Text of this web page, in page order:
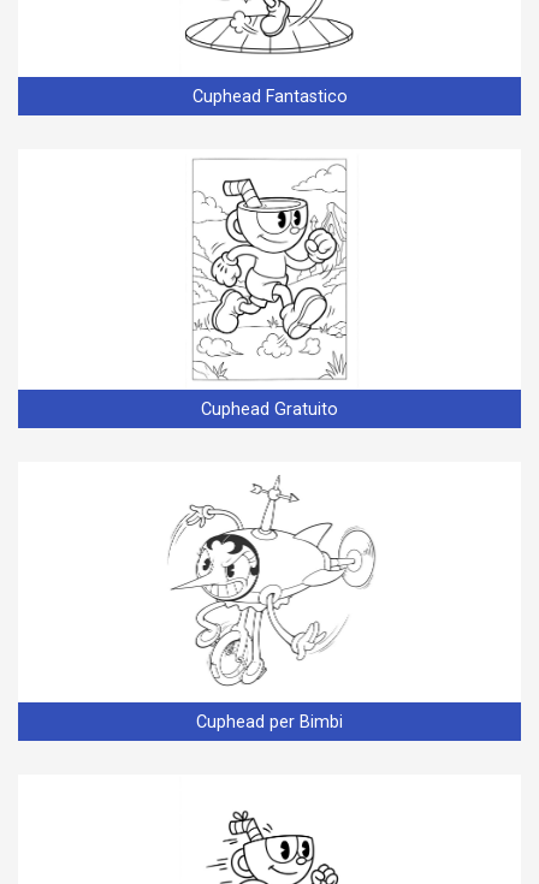
Cuphead Fantastico
Cuphead Gratuito
Cuphead per Bimbi